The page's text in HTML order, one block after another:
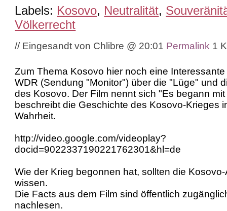
Labels: Kosovo, Neutralität,
Völkerrecht
// Eingesandt von Chlibre @ 20:01 Permalink 1
Zum Thema Kosovo hier noch eine
WDR (Sendung "Monitor") über die "Lüge" und
des Kosovo. Der Film nennt sich "Es begann
beschreibt die Geschichte des Kosovo-Krieges
Wahrheit.
http://video.google.com/videoplay?
docid=9022337190221762301&hl=de
Wie der Krieg begonnen hat, sollten die
wissen.
Die Facts aus dem Film sind öffentlich
nachlesen.